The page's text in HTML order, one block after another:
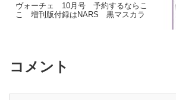
ヴォーチェ 10月号 予約するならこ
こ 増刊版付録はNARS 黒マスカラ
コメント